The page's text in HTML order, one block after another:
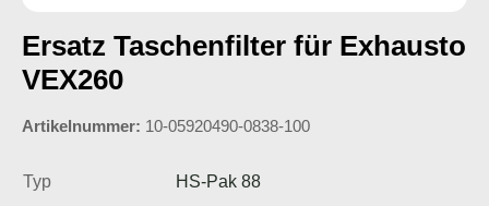
Ersatz Taschenfilter für Exhausto
VEX260
Artikelnummer: 10-05920490-0838-100
Typ
HS-Pak 88